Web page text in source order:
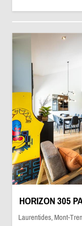
HORIZON 305
Laurentides, Mont-